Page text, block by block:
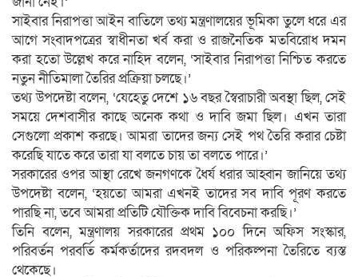
সাইবার নিরাপত্তা আইন বাতিলে তথ্য মন্ত্রণালয়ের ভূমিকা তুলে ধরে এর
আগে সংবাদপত্রের স্বাধীনতা খর্ব করা ও রাজনৈতিক মতবিরোধ দমন
করা হতো উল্লেখ করে নাহিদ বলেন, ‘সাইবার নিরাপত্তা নিশ্চিত করতে
নতুন নীতিমালা তৈরির প্রক্রিয়া চলছে।’
তথ্য উপদেষ্টা বলেন, ‘যেহেতু দেশে ১৬ বছর স্বৈরাচারী অবস্থা ছিল, সেই
সময়ে দেশবাসীর কাছে অনেক কথা ও দাবি জমা ছিল। এখন তারা
সেগুলো প্রকাশ করছে। আমরা তাদের জন্য সেই পথ তৈরি করার চেষ্টা
করেছি যাতে করে তারা যা বলতে চায় তা বলতে পারে।’
সরকারের ওপর আস্থা রেখে জনগণকে ধৈর্য ধরার আহ্বান জানিয়ে তথ্য
উপদেষ্টা বলেন, ‘হয়তো আমরা এখনই তাদের সব দাবি পূরণ করতে
পারছি না, তবে আমরা প্রতিটি যৌক্তিক দাবি বিবেচনা করছি।’
তিনি বলেন, মন্ত্রণালয় সরকারের প্রথম ১০০ দিনে অফিস সংস্কার,
পরিবর্তন পরবর্তি কর্মকর্তাদের রদবদল ও পরিকল্পনা তৈরিতে ব্যস্ত
থেকেছে।